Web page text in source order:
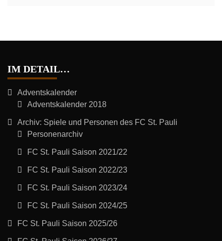
IM DETAIL…
Adventskalender
Adventskalender 2018
Archiv: Spiele und Personen des FC St. Pauli
Personenarchiv
FC St. Pauli Saison 2021/22
FC St. Pauli Saison 2022/23
FC St. Pauli Saison 2023/24
FC St. Pauli Saison 2024/25
FC St. Pauli Saison 2025/26